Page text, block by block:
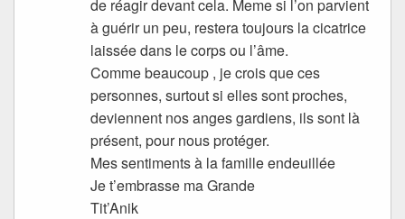
de réagir devant cela. Meme si l’on parvient
à guérir un peu, restera toujours la cicatrice
laissée dans le corps ou l’âme.
Comme beaucoup , je crois que ces
personnes, surtout si elles sont proches,
deviennent nos anges gardiens, ils sont là
présent, pour nous protéger.
Mes sentiments à la famille endeuillée
Je t’embrasse ma Grande
Tit’Anik